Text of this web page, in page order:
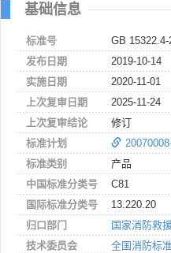
基础信息
标准号
GB 15322.4-
发布日期
2019-10-14
实施日期
2020-11-01
上次复审日期
2025-11-24
上次复审结论
修订
标准计划
标准类别
产品
中国标准分类号
C81
国际标准分类号
13.220.20
归口部门
国家消防救
技术委员会
全国消防标